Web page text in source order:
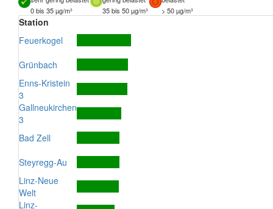
0 bis 35 µg/m³
35 bis 50 µg/m³ > 50 µg/m³
Station
Feuerkogel
Grünbach
Enns-Kristein
3
Gallneukirchen
3
Bad Zell
Steyregg-Au
Linz-Neue
Welt
Linz-